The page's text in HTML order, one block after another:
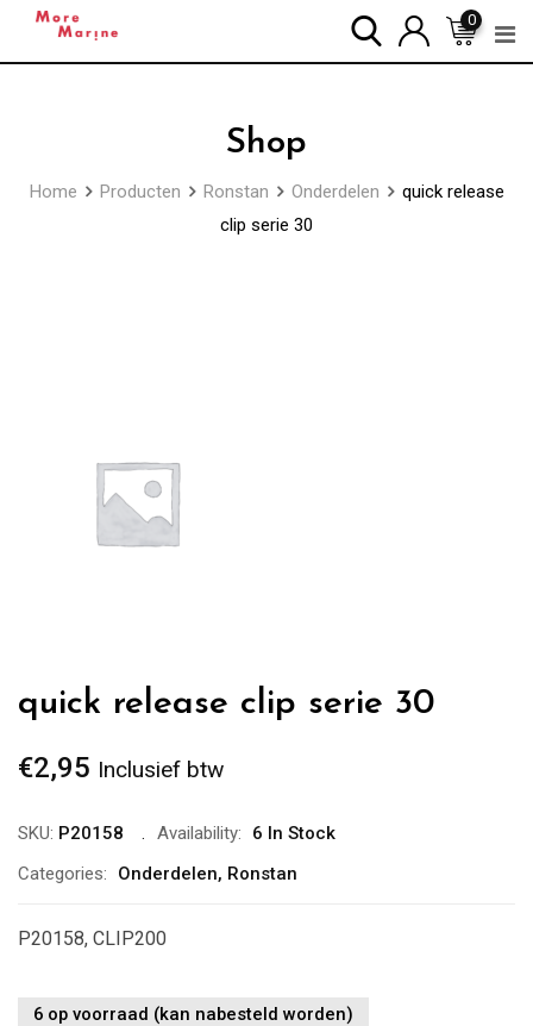
0
Shop
Home Producten Ronstan Onderdelen
quick release
clip serie 30
quick release clip serie 30
€2,95 Inclusief btw
SKU: P20158 Availability:
6 In Stock
Categories:
Onderdelen, Ronstan
P20158, CLIP200
6 op voorraad (kan nabesteld worden)